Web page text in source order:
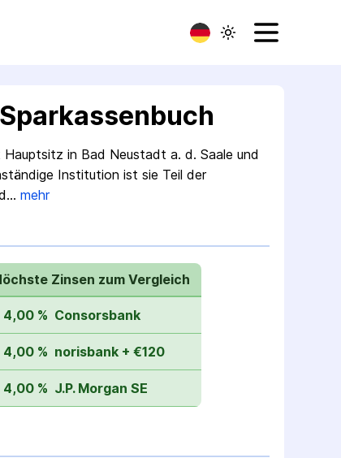
in Bad Neustadt a. d. Saale und
Institution ist sie Teil der
mehr
Zinsen zum Vergleich
4,00 % Consorsbank
4,00 % norisbank + €120
4,00 % J.P. Morgan SE